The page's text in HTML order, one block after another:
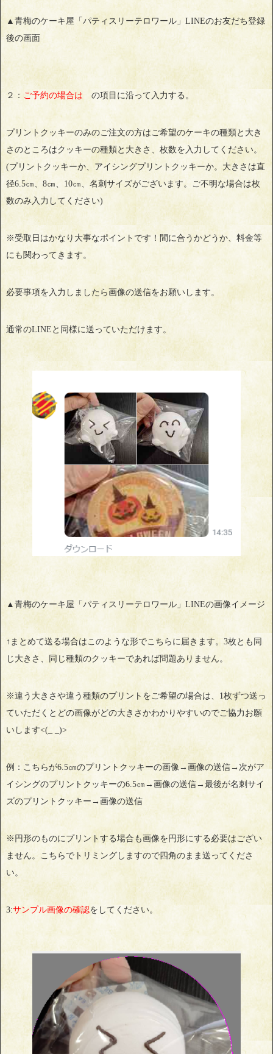
▲青梅のケーキ屋「パティスリーテロワール」LINEのお友だち登録
後の画面
２： ご予約の場合は の項目に沿って入力する。
プリントクッキーのみのご注文の方はご希望のケーキの種類と大き
さのところはクッキーの種類と大きさ、枚数を入力してください。
(プリントクッキーか、アイシングプリントクッキーか。大きさは直
径6.5㎝、8㎝、10㎝、名刺サイズがございます。ご不明な場合は枚
数のみ入力してください)
※受取日はかなり大事なポイントです！間に合うかどうか、料金等
にも関わってきます。
必要事項を入力しましたら画像の送信をお願いします。
通常のLINEと同様に送っていただけます。
▲青梅のケーキ屋「パティスリーテロワール」LINEの画像イメージ
↑まとめて送る場合はこのような形でこちらに届きます。3枚とも同
じ大きさ、同じ種類のクッキーであれば問題ありません。
※違う大きさや違う種類のプリントをご希望の場合は、1枚ずつ送っ
ていただくとどの画像がどの大きさかわかりやすいのでご協力お願
いします<(_ _)>
例：こちらが6.5㎝のプリントクッキーの画像→画像の送信→次がア
イシングのプリントクッキーの6.5㎝→画像の送信→最後が名刺サイ
ズのプリントクッキー→画像の送信
※円形のものにプリントする場合も画像を円形にする必要はござい
ません。こちらでトリミングしますので四角のまま送ってくださ
い。
3:サンプル画像の確認をしてください。